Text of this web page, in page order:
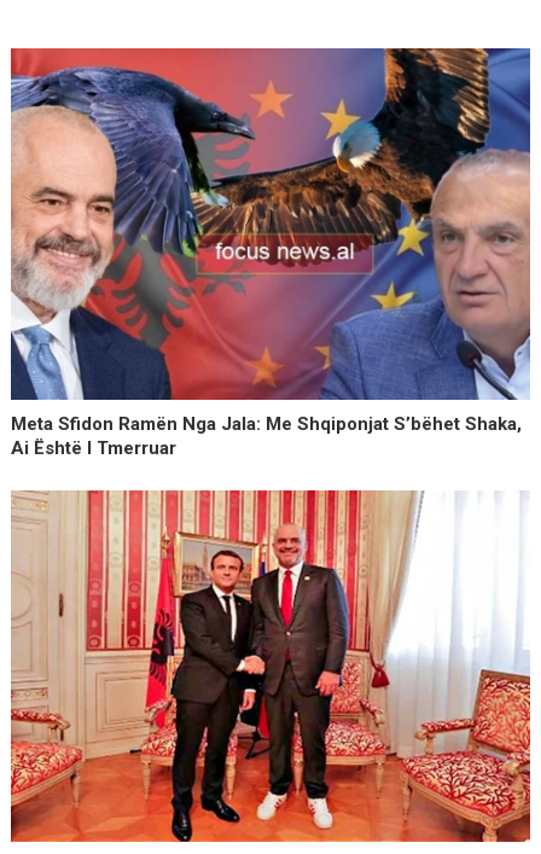
Meta Sfidon Ramën Nga Jala: Me Shqiponjat S’bëhet Shaka,
Ai Është I Tmerruar